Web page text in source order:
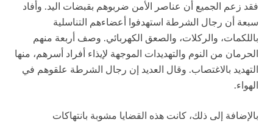
فقد زعم الجميع أن عناصر الأمن ضربوهم بقبضات اليد. وأفاد
سبعة أن رجال الشرطة استهدفوا أعضاءهم التناسلية
باللكمات، والركلات، والصعق الكهربائي. وصف أربعة منهم
الحرمان من النوم والتهديدات الموجهة لإيذاء أفراد أسرهم، منها
التهديد بالاغتصاب. وقال العديد إن رجال الشرطة علقوهم في
الهواء.
بالإضافة إلى ذلك، كانت هذه القضايا مشوبة بانتهاكات